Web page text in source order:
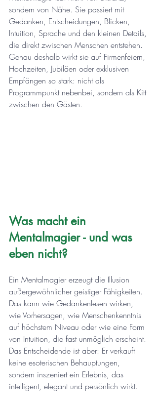
sondern von Nähe. Sie passiert mit
Gedanken, Entscheidungen, Blicken,
Intuition, Sprache und den kleinen Details,
die direkt zwischen Menschen entstehen.
Genau deshalb wirkt sie auf Firmenfeiern,
Hochzeiten, Jubiläen oder exklusiven
Empfängen so stark: nicht als
Programmpunkt nebenbei, sondern als Kitt
zwischen den Gästen.
Was macht ein
Mentalmagier - und was
eben nicht?
Ein Mentalmagier erzeugt die Illusion
außergewöhnlicher geistiger Fähigkeiten.
Das kann wie Gedankenlesen wirken,
wie Vorhersagen, wie Menschenkenntnis
auf höchstem Niveau oder wie eine Form
von Intuition, die fast unmöglich erscheint.
Das Entscheidende ist aber: Er verkauft
keine esoterischen Behauptungen,
sondern inszeniert ein Erlebnis, das
intelligent, elegant und persönlich wirkt.